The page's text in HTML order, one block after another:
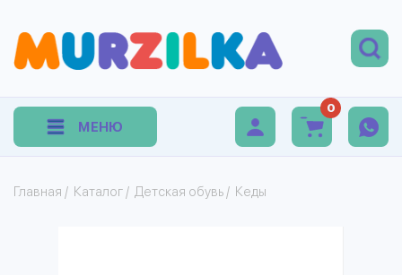
МЕНЮ
0
Главная / Каталог / Детская обувь / Кеды